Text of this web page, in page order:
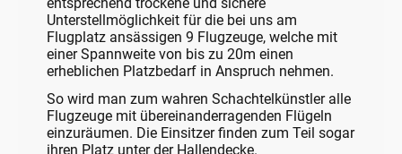
Unterstellmöglichkeit für die bei uns am
Flugplatz ansässigen 9 Flugzeuge, welche mit
einer Spannweite von bis zu 20m einen
erheblichen Platzbedarf in Anspruch nehmen.
So wird man zum wahren Schachtelkünstler alle
Flugzeuge mit übereinanderragenden Flügeln
einzuräumen. Die Einsitzer finden zum Teil sogar
ihren Platz unter der Hallendecke.